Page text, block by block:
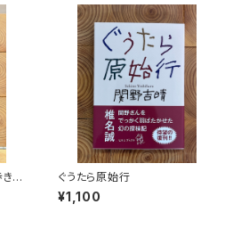
つ
ぐうたら原始行
¥1,100